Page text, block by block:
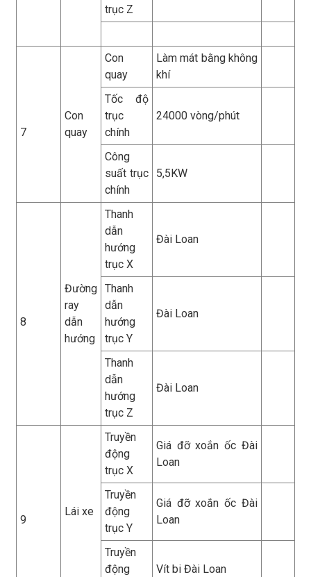
trục Z
7
Con
quay
Con
quay
Làm mát bằng không
khí
Tốc độ
trục
chính
24000 vòng/phút
Công
suất trục
chính
5,5KW
8
Đường
ray
dẫn
hướng
Thanh
dẫn
hướng
trục X
Đài Loan
Thanh
dẫn
hướng
trục Y
Đài Loan
Thanh
dẫn
hướng
trục Z
Đài Loan
9
Lái xe
Truyền
động
trục X
Giá đỡ xoắn ốc Đài
Loan
Truyền
động
trục Y
Giá đỡ xoắn ốc Đài
Loan
Truyền
động
Vít bi Đài Loan